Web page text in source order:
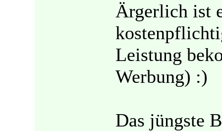
Ärgerlich ist
Leistung
Werbung) :)
Das jüngste